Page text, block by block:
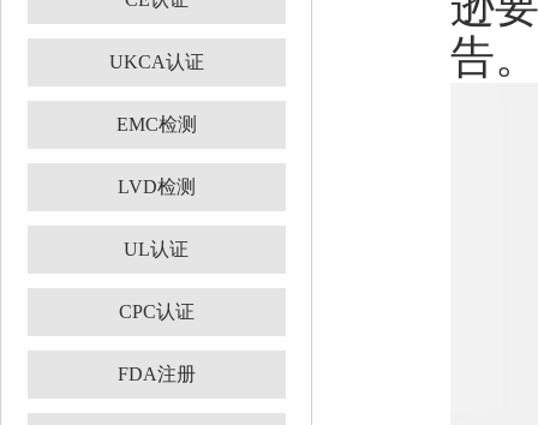
UKCA认证
EMC检测
LVD检测
UL认证
CPC认证
FDA注册
告。